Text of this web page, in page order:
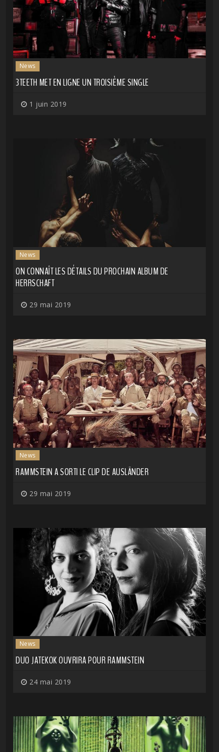
News
3TEETH MET EN LIGNE UN TROISIÈME SINGLE
1 juin 2019
News
ON CONNAÎT LES DÉTAILS DU PROCHAIN ALBUM DE
HERRSCHAFT
29 mai 2019
News
RAMMSTEIN A SORTI LE CLIP DE AUSLÄNDER
29 mai 2019
News
DUO JATEKOK OUVRIRA POUR RAMMSTEIN
24 mai 2019